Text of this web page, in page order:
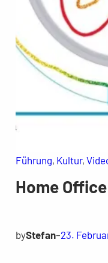
Führung, Kultur,
Home
byStefan–23.